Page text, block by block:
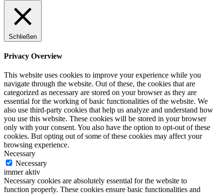
Schließen
Privacy Overview
This website uses cookies to improve your experience while you
navigate through the website. Out of these, the cookies that are
categorized as necessary are stored on your browser as they are
essential for the working of basic functionalities of the website. We
also use third-party cookies that help us analyze and understand how
you use this website. These cookies will be stored in your browser
only with your consent. You also have the option to opt-out of these
cookies. But opting out of some of these cookies may affect your
browsing experience.
Necessary
Necessary
immer aktiv
Necessary cookies are absolutely essential for the website to
function properly. These cookies ensure basic functionalities and